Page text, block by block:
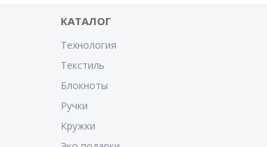
КАТАЛОГ
Технология
Текстиль
Блокноты
Ручки
Кружки